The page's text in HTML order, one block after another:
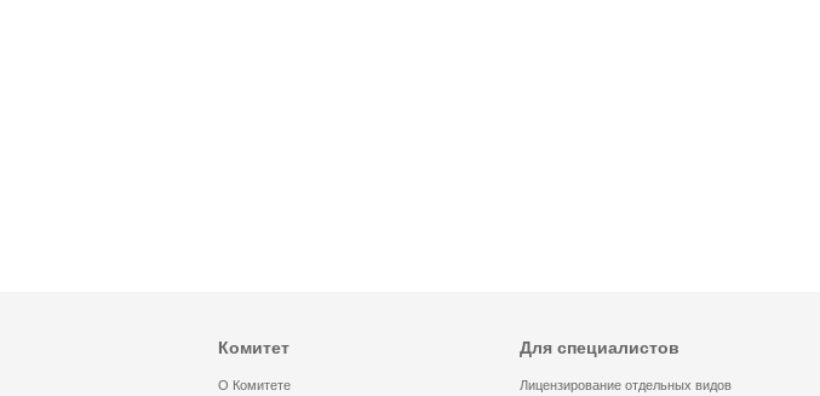
Комитет
О Комитете
Для специалистов
Лицензирование отдельных видов